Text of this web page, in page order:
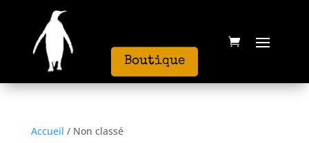
Boutique
Accueil / Non classé